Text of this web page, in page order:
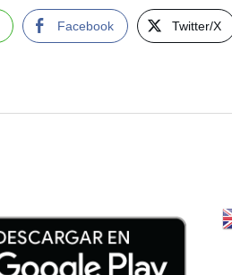
Facebook Twitter/X